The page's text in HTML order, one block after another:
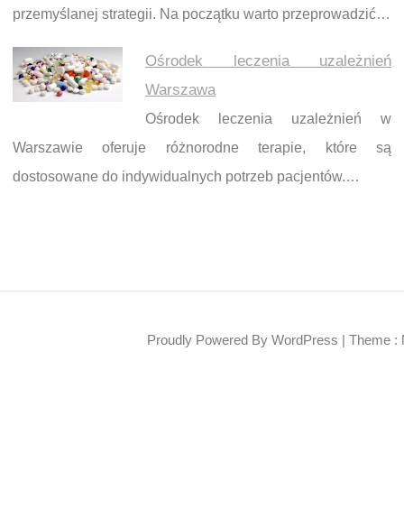
przemyślanej strategii. Na początku warto przeprowadzić…
Ośrodek leczenia uzależnień
Warszawa
Ośrodek leczenia uzależnień w
Warszawie oferuje różnorodne terapie, które są
dostosowane do indywidualnych potrzeb pacjentów.…
Proudly Powered By WordPress | Theme :